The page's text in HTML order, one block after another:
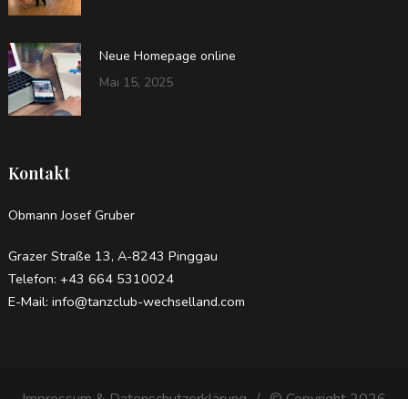
Neue Homepage online
Mai 15, 2025
Kontakt
Obmann Josef Gruber
Grazer Straße 13, A-8243 Pinggau
Telefon: +43 664 5310024
E-Mail: info@tanzclub-wechselland.com